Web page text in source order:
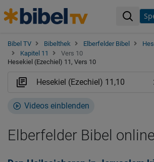
Bibel TV Bibelthek Elberfelder Bibel
Kapitel 11
Vers 10
Hesekiel (Ezechiel) 11, Vers 10
Videos einblenden
Elberfelder Bibel